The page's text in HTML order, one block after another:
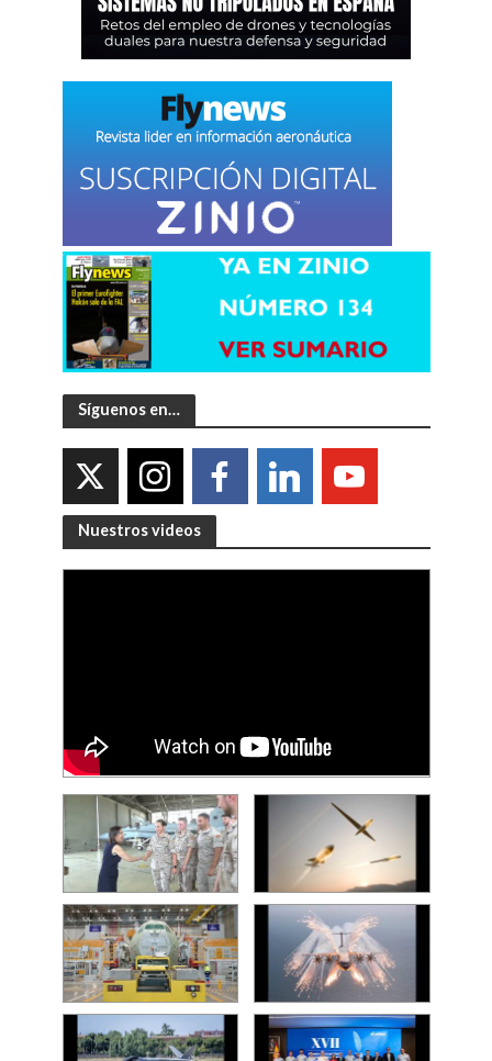
Síguenos en…
Nuestros videos